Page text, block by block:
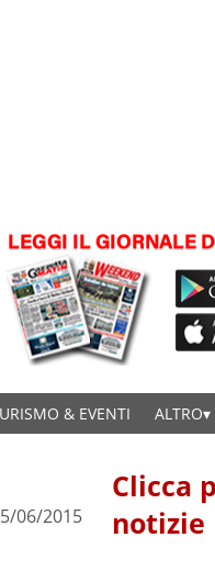
& EVENTI ALTRO
06/2015
Clicca
notizie